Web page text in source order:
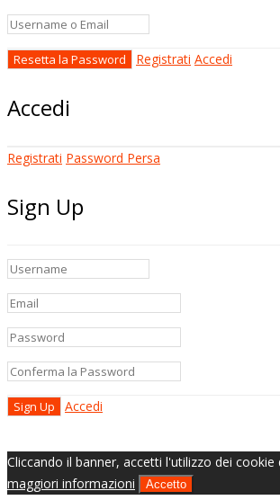
Registrati Accedi
Accedi
Registrati Password Persa
Sign Up
Accedi
Cliccando il banner, accetti l'utilizzo dei cookie
maggiori informazioni
Accetto